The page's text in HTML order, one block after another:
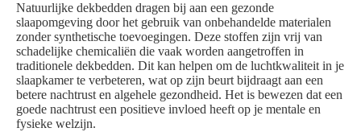
Natuurlijke dekbedden dragen bij aan een gezonde
slaapomgeving door het gebruik van onbehandelde materialen
zonder synthetische toevoegingen. Deze stoffen zijn vrij van
schadelijke chemicaliën die vaak worden aangetroffen in
traditionele dekbedden. Dit kan helpen om de luchtkwaliteit in je
slaapkamer te verbeteren, wat op zijn beurt bijdraagt aan een
betere nachtrust en algehele gezondheid. Het is bewezen dat een
goede nachtrust een positieve invloed heeft op je mentale en
fysieke welzijn.